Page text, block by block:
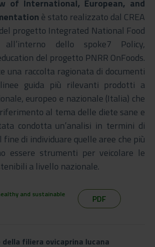
of International, European, and
è stato realizzato dal CREA
progetto Integrated National Food
all’interno dello spoke7 Policy,
del progetto PNRR OnFoods.
una raccolta ragionata di documenti
guida più rilevanti prodotti a
europeo e nazionale (Italia) che
al tema delle diete sane e
condotta un’analisi in termini di
fine di individuare quelle aree che più
essere strumenti per veicolare le
a livello nazionale.
and sustainable
PDF
della filiera ovicaprina lucana